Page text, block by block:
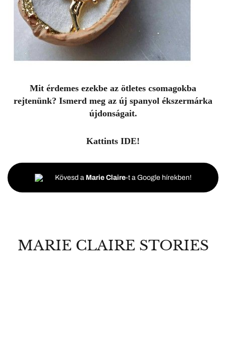
Mit érdemes ezekbe az ötletes csomagokba
rejtenünk? Ismerd meg az új spanyol ékszermárka
újdonságait.
Kattints IDE!
Kövesd a Marie Claire-t a Google hírekben!
MARIE CLAIRE STORIES